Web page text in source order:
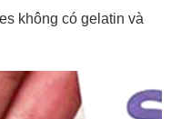
không có gelatin và